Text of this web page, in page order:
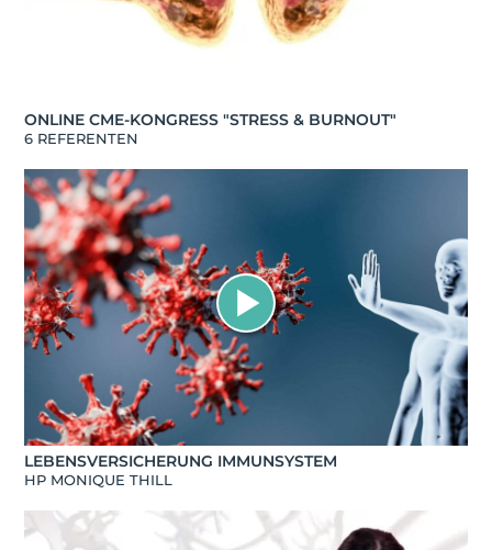
ONLINE CME-KONGRESS "STRESS & BURNOUT"
6 REFERENTEN
LEBENSVERSICHERUNG IMMUNSYSTEM
HP MONIQUE THILL